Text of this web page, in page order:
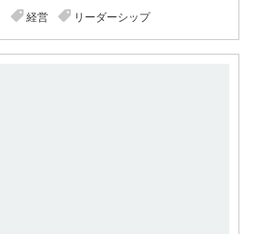
経営 リーダーシップ